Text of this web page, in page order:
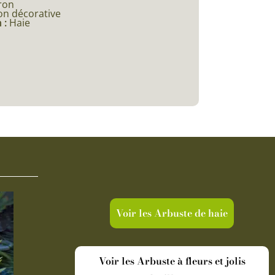
décorative
: Haie
Voir les Arbuste de haie
Voir les Arbuste à fleurs et jolis